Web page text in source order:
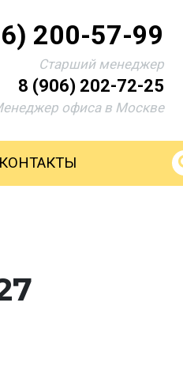
200-57-99
Старший менеджер
8 (906) 202-72-25
офиса в Москве
КОНТАКТЫ